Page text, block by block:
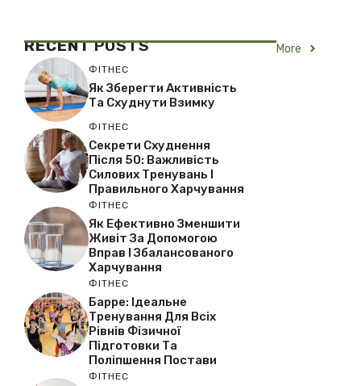
RECENTPOSTS More
ФІТНЕС
Як Зберегти Активність
Та Схуднути Взимку
ФІТНЕС
Секрети Схуднення
Після 50: Важливість
Силових Тренувань І
Правильного Харчування
ФІТНЕС
Як Ефективно Зменшити
Живіт За Допомогою
Вправ І Збалансованого
Харчування
ФІТНЕС
Барре: Ідеальне
Тренування Для Всіх
Рівнів Фізичної
Підготовки Та
Поліпшення Постави
ФІТНЕС